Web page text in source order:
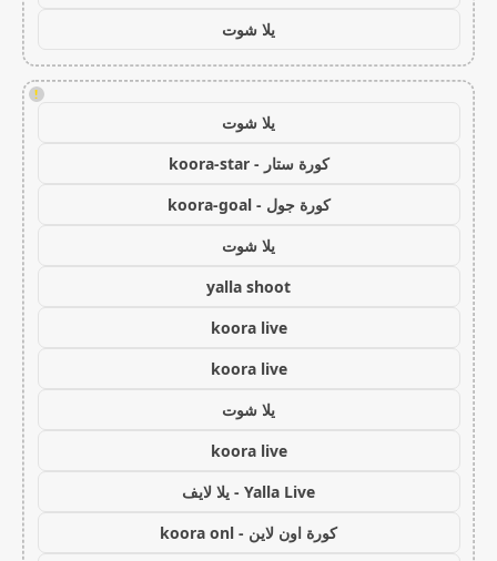
يلا شوت
!
يلا شوت
كورة ستار - koora-star
كورة جول - koora-goal
يلا شوت
yalla shoot
koora live
koora live
يلا شوت
koora live
Yalla Live - يلا لايف
كورة اون لاين - koora onl